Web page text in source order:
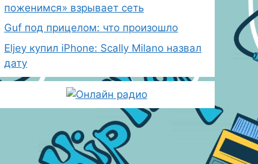
поженимся» взрывает сеть
Guf под прицелом: что произошло
Eljey купил iPhone: Scally Milano назвал
дату